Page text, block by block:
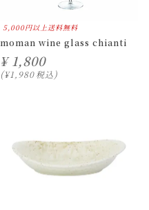
5,000円以上送料無料
moman wine glass chianti
¥ 1,800
¥1,980税込